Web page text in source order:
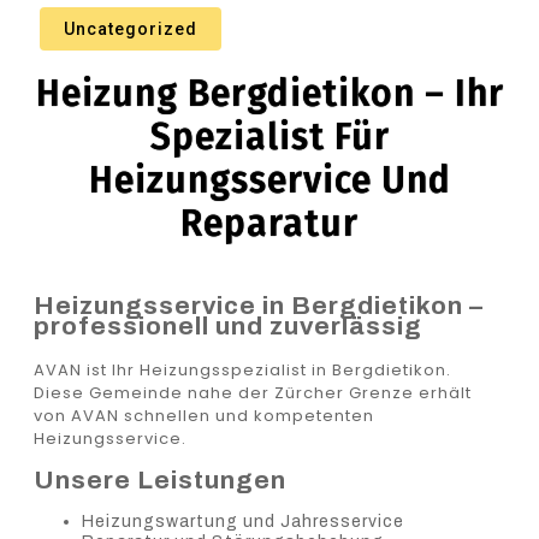
Uncategorized
Heizung Bergdietikon – Ihr
Spezialist Für
Heizungsservice Und
Reparatur
Heizungsservice in Bergdietikon –
professionell und zuverlässig
AVAN ist Ihr Heizungsspezialist in Bergdietikon.
Diese Gemeinde nahe der Zürcher Grenze erhält
von AVAN schnellen und kompetenten
Heizungsservice.
Unsere Leistungen
Heizungswartung und Jahresservice